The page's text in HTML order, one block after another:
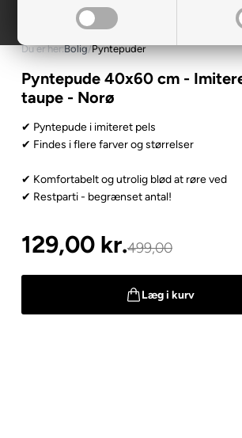
Du er her:Bolig/Pyntepuder
Pyntepude 40x60 cm -
taupe - Norø
✔ Pyntepude i imiteret pels
✔ Findes i flere farver og størrelser
✔ Komfortabelt og utrolig blød at røre ved
✔ Restparti - begrænset antal!
129,00 kr.499,00
Læg i kurv